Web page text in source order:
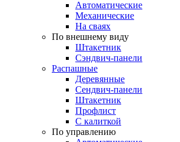
Автоматические
Механические
На сваях
По внешнему виду
Штакетник
Сэндвич-панели
Распашные
Деревянные
Сендвич-панели
Штакетник
Профлист
С калиткой
По управлению